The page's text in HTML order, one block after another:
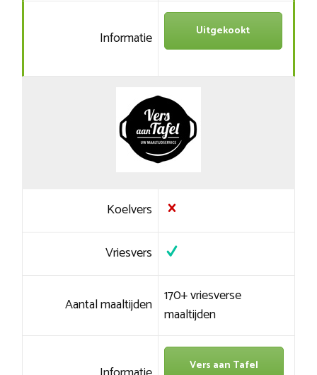
Informatie Uitgekookt
Koelvers
Vriesvers
Aantal maaltijden 170+ vriesverse
maaltijden
Vers aan Tafel